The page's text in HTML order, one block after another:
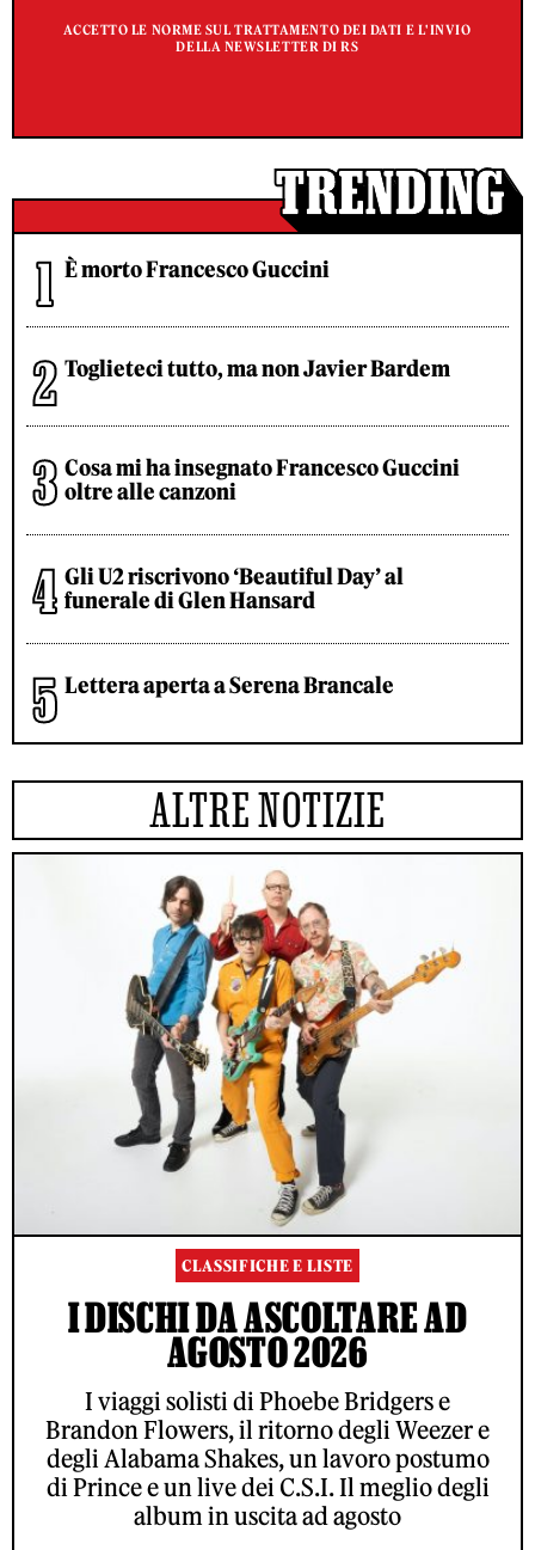
ACCETTO LE NORME SUL TRATTAMENTO DEI DATI E L'INVIO
DELLA NEWSLETTER DI RS
È morto Francesco Guccini
Toglieteci tutto, ma non Javier Bardem
Cosa mi ha insegnato Francesco Guccini
oltre alle canzoni
Gli U2 riscrivono ‘Beautiful Day’ al
funerale di Glen Hansard
Lettera aperta a Serena Brancale
ALTRE NOTIZIE
CLASSIFICHE E LISTE
I DISCHI DA ASCOLTARE AD
AGOSTO 2026
I viaggi solisti di Phoebe Bridgers e
Brandon Flowers, il ritorno degli Weezer e
degli Alabama Shakes, un lavoro postumo
di Prince e un live dei C.S.I. Il meglio degli
album in uscita ad agosto